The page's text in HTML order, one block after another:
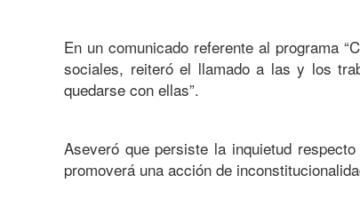
En un comunicado referente al programa
sociales, reiteró el llamado a las y los
quedarse con ellas”.
Aseveró que persiste la inquietud
promoverá una acción de